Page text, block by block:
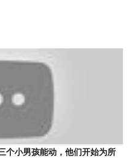
个小男孩能动，他们开始为所